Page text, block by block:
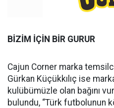
BİZİM İÇİN BİR GURUR
Cajun Corner marka
Gürkan Küçükkılıç ise
kulübümüzle olan bağını
bulundu, “Türk futbolunun